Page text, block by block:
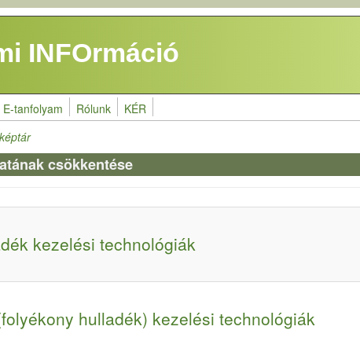
INFOrmáció
E-tanfolyam Rólunk KÉR
csökkentése
kezelési technológiák
hulladék) kezelési technológiák